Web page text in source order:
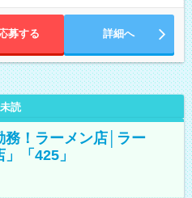
募する 詳細へ
未読
務！ラーメン店│ラー
「425」